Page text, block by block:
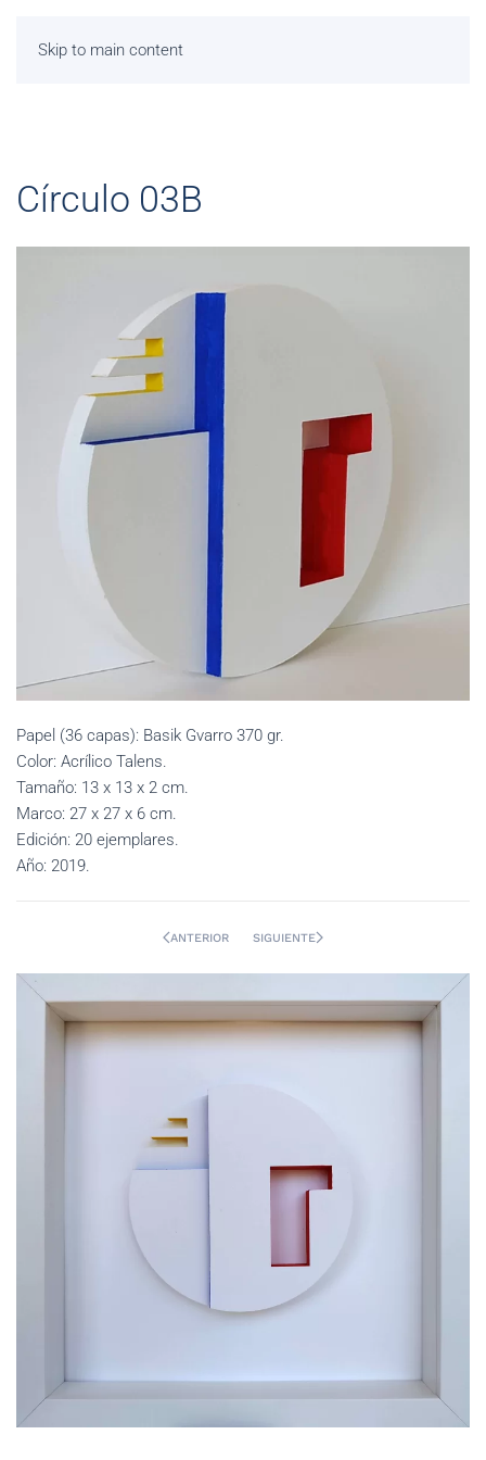
Skip to main content
Círculo 03B
Papel (36 capas): Basik Gvarro 370 gr.
Color: Acrílico Talens.
Tamaño: 13 x 13 x 2 cm.
Marco: 27 x 27 x 6 cm.
Edición: 20 ejemplares.
Año: 2019.
ANTERIOR SIGUIENTE